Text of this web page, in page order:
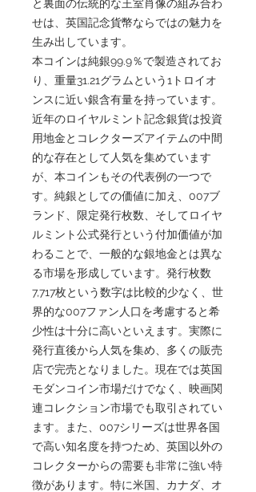
と裏面の伝統的な王室肖像の組み合わ
せは、英国記念貨幣ならではの魅力を
生み出しています。
本コインは純銀99.9％で製造されてお
り、重量31.21グラムという1トロイオ
ンスに近い銀含有量を持っています。
近年のロイヤルミント記念銀貨は投資
用地金とコレクターズアイテムの中間
的な存在として人気を集めています
が、本コインもその代表例の一つで
す。純銀としての価値に加え、007ブ
ランド、限定発行枚数、そしてロイヤ
ルミント公式発行という付加価値が加
わることで、一般的な銀地金とは異な
る市場を形成しています。発行枚数
7,717枚という数字は比較的少なく、世
界的な007ファン人口を考慮すると希
少性は十分に高いといえます。実際に
発行直後から人気を集め、多くの販売
店で完売となりました。現在では英国
モダンコイン市場だけでなく、映画関
連コレクション市場でも取引されてい
ます。また、007シリーズは世界各国
で高い知名度を持つため、英国以外の
コレクターからの需要も非常に強い特
徴があります。特に米国、カナダ、オ